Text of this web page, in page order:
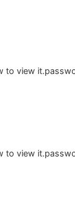
to view
to view